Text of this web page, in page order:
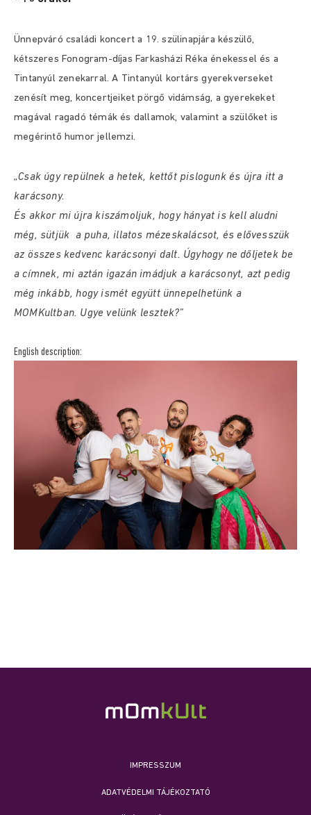
Ünnepváró családi koncert a 19. szülinapjára készülő,
kétszeres Fonogram-díjas Farkasházi Réka énekessel és a
Tintanyúl zenekarral. A Tintanyúl kortárs gyerekverseket
zenésít meg, koncertjeiket pörgő vidámság, a gyerekeket
magával ragadó témák és dallamok, valamint a szülőket is
megérintő humor jellemzi.
„Csak úgy repülnek a hetek, kettőt pislogunk és újra itt a
karácsony.
És akkor mi újra kiszámoljuk, hogy hányat is kell aludni
még, sütjük a puha, illatos mézeskalácsot, és elővesszük
az összes kedvenc karácsonyi dalt. Úgyhogy ne dőljetek be
a címnek, mi aztán igazán imádjuk a karácsonyt, azt pedig
még inkább, hogy ismét együtt ünnepelhetünk a
MOMKultban. Ugye velünk lesztek?”
English description:
IMPRESSZUM
ADATVÉDELMI TÁJÉKOZTATÓ